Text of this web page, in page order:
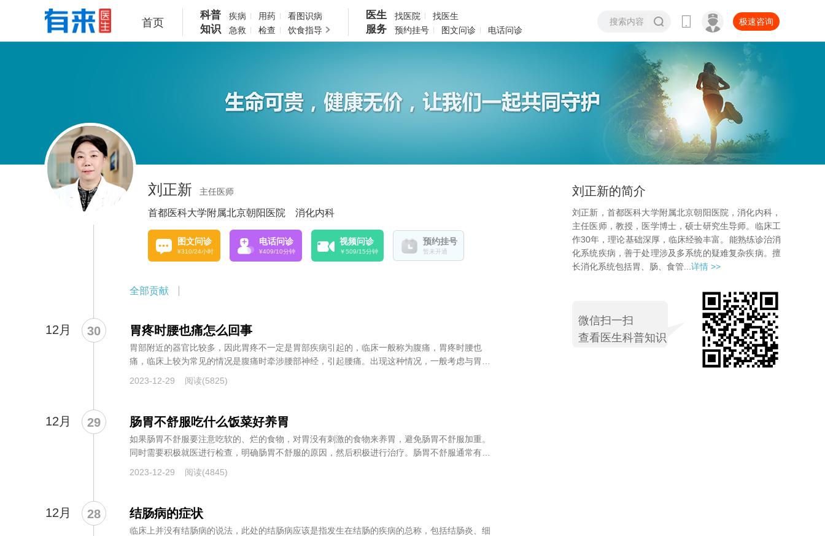
首页
科普
知识
疾病 用药
看图识病
急救
检查 饮食指导
医生
服务
找医院
找医生
预约挂号
图文问诊 电话问诊
极速咨询
刘正新 主任医师
首都医科大学附属北京朝阳医院 消化内科
图文问诊
¥310/24小时
电话问诊
¥409/10分钟
视频问诊
￥509/15分钟
预约挂号
暂未开通
全部贡献
30
12月 胃疼时腰也痛怎么回事
胃部附近的器官比较多，因此胃疼不一定是胃部疾病引起的，临床一般称为腹痛，胃疼时腰也
痛，临床上较为常见的情况是腹痛时牵涉腰部神经，引起腰痛。出现这种情况，一般考虑与胃肠
2023-12-29 阅读(5825)
29
12月 肠胃不舒服吃什么饭菜好养胃
如果肠胃不舒服要注意吃软的、烂的食物，对胃没有刺激的食物来养胃，避免肠胃不舒服加重。
同时需要积极就医进行检查，明确肠胃不舒服的原因，然后积极进行治疗。肠胃不舒服通常有明
2023-12-29 阅读(4845)
28
12月 结肠病的症状
临床上并没有结肠病的说法，此处的结肠病应该是指发生在结肠的疾病的总称，包括结肠炎、细
刘正新的简介
刘正新，首都医科大学附属北京朝阳医院，消化内科，
主任医师，教授，医学博士，硕士研究生导师。临床工
作30年，理论基础深厚，临床经验丰富。能熟练诊治消
化系统疾病，善于处理涉及多系统的疑难复杂疾病。擅
长消化系统包括胃、肠、食管... 详情 >>
微信扫一扫
查看医生科普知识